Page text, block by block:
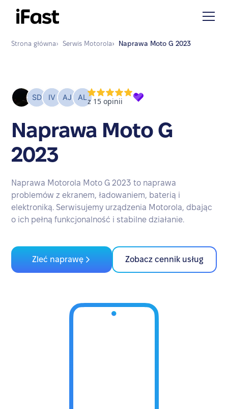
Strona główna› Serwis Motorola› Naprawa Moto G 2023
Naprawa Moto G
2023
Naprawa Motorola Moto G 2023 to naprawa
problemów z ekranem, ładowaniem, baterią i
elektroniką. Serwisujemy urządzenia Motorola, dbając
o ich pełną funkcjonalność i stabilne działanie.
Zleć naprawę Zobacz cennik usług